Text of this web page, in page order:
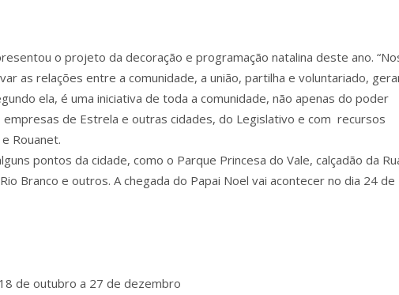
o projeto da decoração e programação natalina deste ano.
as relações entre a comunidade, a união, partilha e voluntariado,
ela, é uma iniciativa de toda a comunidade, não apenas do poder
de Estrela e outras cidades, do Legislativo e com recursos
Rouanet.
pontos da cidade, como o Parque Princesa do Vale, calçadão da
Branco e outros. A chegada do Papai Noel vai acontecer no dia 24 de
de outubro a 27 de dezembro